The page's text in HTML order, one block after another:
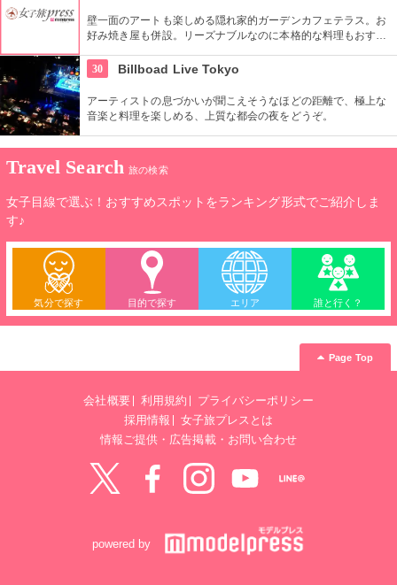
壁一面のアートも楽しめる隠れ家的ガーデンカフェテラス。お
好み焼き屋も併設。リーズナブルなのに本格的な料理もおすす
30
Billboad Live Tokyo
アーティストの息づかいが聞こえそうなほどの距離で、極上な
音楽と料理を楽しめる、上質な都会の夜をどうぞ。
Travel Search 旅の検索
女子目線で選ぶ！おすすめスポットをランキング形式でご紹介しま
す♪
気分で探す 目的で探す エリア 誰と行く？
Page Top
会社概要 利用規約
プライバシーポリシー
採用情報
女子旅プレスとは
情報ご提供・広告掲載・お問い合わせ
powered by